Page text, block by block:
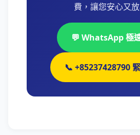
費，讓您安心又放
💬 WhatsApp 極
📞 +85237428790